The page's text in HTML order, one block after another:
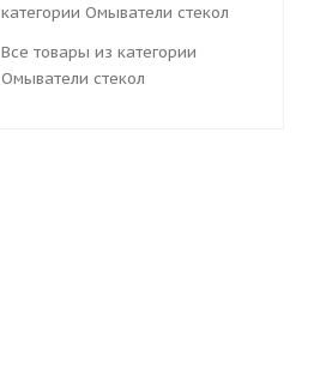
категории Омыватели стекол
Все товары из категории
Омыватели стекол